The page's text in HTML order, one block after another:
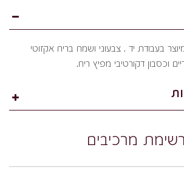
בעבודת יד . צבעוני ושמח בריח אקזוטי
וכסבון דקורטיבי מפיץ ריח.
רשימת מרכיבים